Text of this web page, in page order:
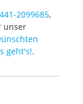
2099685,
unser
geht's!.